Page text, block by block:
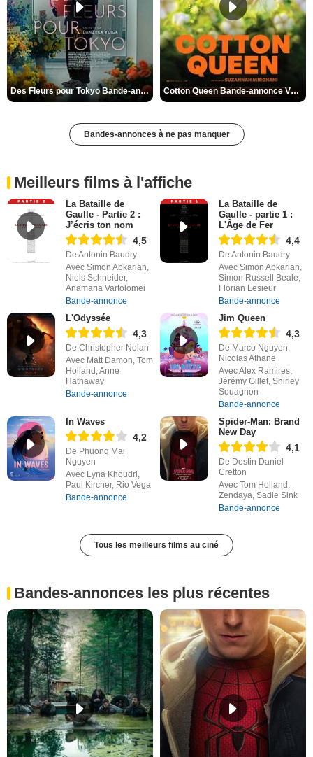
Des Fleurs pour Tokyo Bande-annonce VO STFR Cotton Queen Bande-annonce VO STFR
Bandes-annonces à ne pas manquer
Meilleurs films à l'affiche
La Bataille de
Gaulle - Partie 2 :
J’écris ton nom
4,5
De Antonin Baudry
Avec Simon Abkarian,
Niels Schneider,
Anamaria Vartolomei
Bande-annonce
La Bataille de
Gaulle - partie 1 :
L'Âge de Fer
4,4
De Antonin Baudry
Avec Simon Abkarian,
Simon Russell Beale,
Florian Lesieur
Bande-annonce
L'Odyssée
4,3
De Christopher Nolan
Avec Matt Damon, Tom
Holland, Anne
Hathaway
Bande-annonce
Jim Queen
4,3
De Marco Nguyen,
Nicolas Athane
Avec Alex Ramires,
Jérémy Gillet, Shirley
Souagnon
Bande-annonce
In Waves
4,2
De Phuong Mai
Nguyen
Avec Lyna Khoudri,
Paul Kircher, Rio Vega
Bande-annonce
Spider-Man: Brand
New Day
4,1
De Destin Daniel
Cretton
Avec Tom Holland,
Zendaya, Sadie Sink
Bande-annonce
Tous les meilleurs films au ciné
Bandes-annonces les plus récentes